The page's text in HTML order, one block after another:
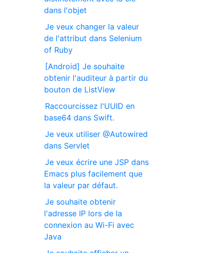
dans l'objet
Je veux changer la valeur
de l'attribut dans Selenium
of Ruby
[Android] Je souhaite
obtenir l'auditeur à partir du
bouton de ListView
Raccourcissez l'UUID en
base64 dans Swift.
Je veux utiliser @Autowired
dans Servlet
Je veux écrire une JSP dans
Emacs plus facilement que
la valeur par défaut.
Je souhaite obtenir
l'adresse IP lors de la
connexion au Wi-Fi avec
Java